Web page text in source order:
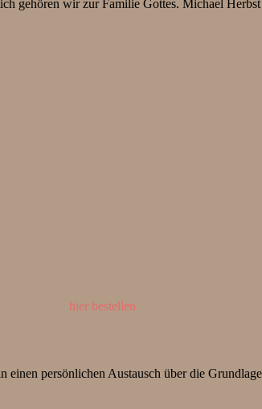
gehören wir zur Familie Gottes. Michael
hier bestellen
persönlichen Austausch über die